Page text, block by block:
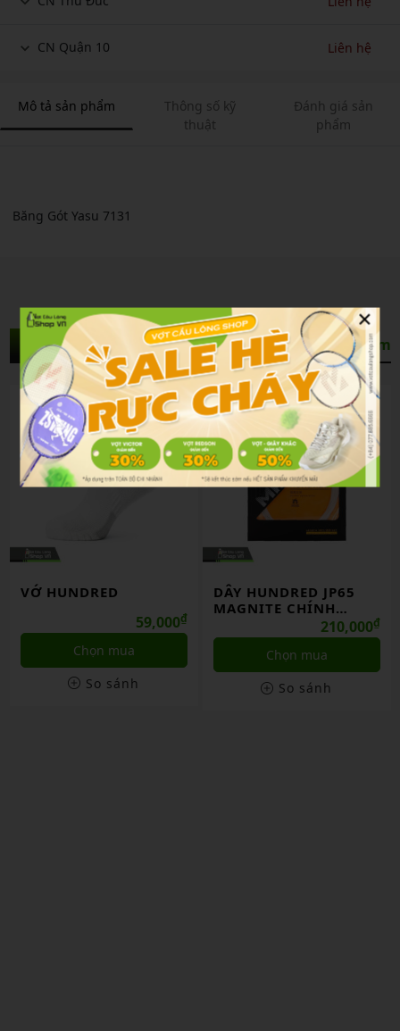
CN Quận 10 Liên hệ
Mô tả sản phẩm
Thông số kỹ
thuật
Đánh giá sản
phẩm
Băng Gót Yasu 7131
Sản Phẩm Liên Quan Xem thêm
VỚ HUNDRED
59,000₫
Chọn mua
So sánh
DÂY HUNDRED JP65
MAGNITE CHÍNH
210,000₫
Chọn mua
So sánh
×